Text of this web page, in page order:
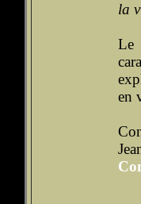
la
Le
en